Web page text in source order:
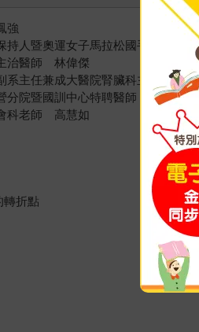
強
持人暨奧運女子馬拉松國手 謝千鶴
治醫師 林偉傑
系主任兼成大醫院腎臟科主任 宋俊
分院暨國訓中心特聘醫師 蔡偉奇
科老師 高慧如
轉折點